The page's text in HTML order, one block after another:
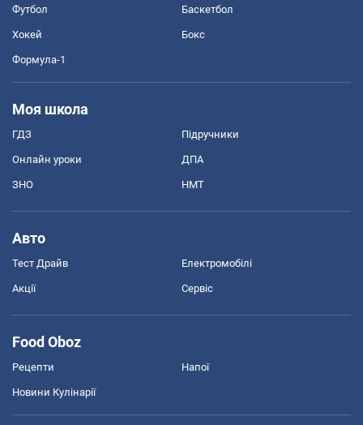
Футбол Баскетбол
Хокей Бокс
Формула-1
Моя школа
ГДЗ Підручники
Онлайн уроки ДПА
ЗНО НМТ
Авто
Тест Драйв Електромобілі
Акції Сервіс
Food Oboz
Рецепти Напої
Новини Кулінарії